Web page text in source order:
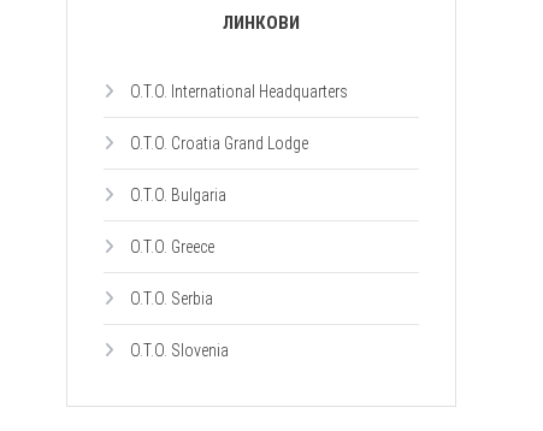
ЛИНКОВИ
O.T.O. International Headquarters
O.T.O. Croatia Grand Lodge
O.T.O. Bulgaria
O.T.O. Greece
O.T.O. Serbia
O.T.O. Slovenia